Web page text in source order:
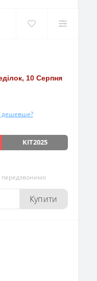
10 Серпня
KIT2025
передзвонимо
Купити